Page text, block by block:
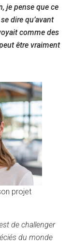
je pense que ce
dire qu’avant
comme des
être vraiment
projet
de challenger
du monde